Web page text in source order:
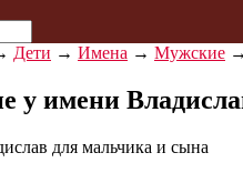
Дети → Имена → Мужские →
у имени